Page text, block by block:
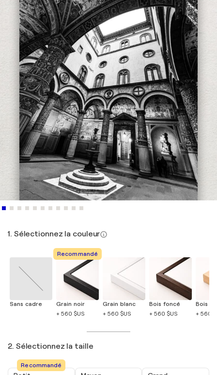
1. Sélectionnez la couleur
Sans cadre
Recommandé
Grain noir
+ 560 $US
Grain blanc
+ 560 $US
Bois foncé
+ 560 $US
Bois
+ 560
2. Sélectionnez la taille
Recommandé